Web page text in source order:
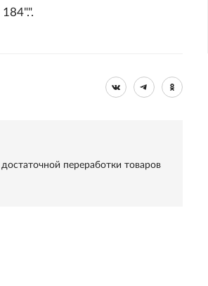
переработки товаров